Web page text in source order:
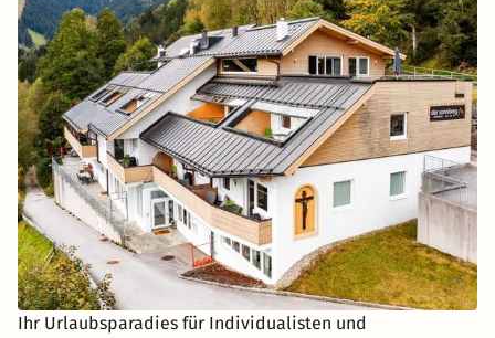
Ihr Urlaubsparadies für Individualisten und